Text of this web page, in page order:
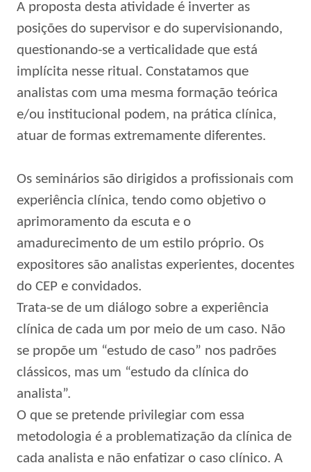
A proposta desta atividade é inverter as
posições do supervisor e do supervisionando,
questionando-se a verticalidade que está
implícita nesse ritual. Constatamos que
analistas com uma mesma formação teórica
e/ou institucional podem, na prática clínica,
atuar de formas extremamente diferentes.
Os seminários são dirigidos a profissionais com
experiência clínica, tendo como objetivo o
aprimoramento da escuta e o
amadurecimento de um estilo próprio. Os
expositores são analistas experientes, docentes
do CEP e convidados.
Trata-se de um diálogo sobre a experiência
clínica de cada um por meio de um caso. Não
se propõe um “estudo de caso” nos padrões
clássicos, mas um “estudo da clínica do
analista”.
O que se pretende privilegiar com essa
metodologia é a problematização da clínica de
cada analista e não enfatizar o caso clínico. A